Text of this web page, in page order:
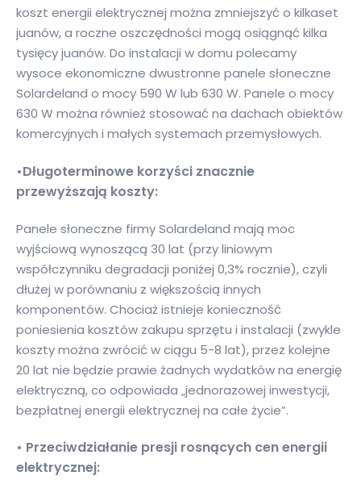
koszt energii elektrycznej można zmniejszyć o kilkaset
juanów, a roczne oszczędności mogą osiągnąć kilka
tysięcy juanów. Do instalacji w domu polecamy
wysoce ekonomiczne dwustronne panele słoneczne
Solardeland o mocy 590 W lub 630 W. Panele o mocy
630 W można również stosować na dachach obiektów
komercyjnych i małych systemach przemysłowych.
•Długoterminowe korzyści znacznie
przewyższają koszty:
Panele słoneczne firmy Solardeland mają moc
wyjściową wynoszącą 30 lat (przy liniowym
współczynniku degradacji poniżej 0,3% rocznie), czyli
dłużej w porównaniu z większością innych
komponentów. Chociaż istnieje konieczność
poniesienia kosztów zakupu sprzętu i instalacji (zwykle
koszty można zwrócić w ciągu 5-8 lat), przez kolejne
20 lat nie będzie prawie żadnych wydatków na energię
elektryczną, co odpowiada „jednorazowej inwestycji,
bezpłatnej energii elektrycznej na całe życie”.
• Przeciwdziałanie presji rosnących cen energii
elektrycznej: